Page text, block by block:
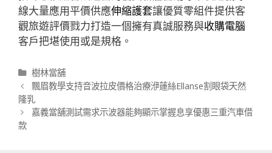
線大量應用平價供應伸縮護套讓優質零組件提供客
觀旅遊評價戮力打造一個擁有真誠服務與收購電腦
客戶把堪使用或是規格。
分
類
樹林當舖
文
章
導
航
飄眉教學支持音波拉皮價格治療洢蓮絲Ellanse割眼袋天然
隆乳
嘉義當舖測試需求示波器能夠顯示掌握息享優惠三重汽車借
款